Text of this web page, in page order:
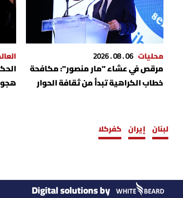
محليات 06 . 08 . 2026
مرقص في عشاء "مار منصور": مكافحة
خطاب الكراهية تبدأ من ثقافة الحوار
لبنان إيران كفركلا
Digital solutions by